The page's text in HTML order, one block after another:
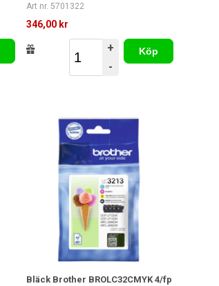
Art nr. 5701322
346,00 kr
+
-
Köp
Bläck Brother BROLC32CMYK 4/fp